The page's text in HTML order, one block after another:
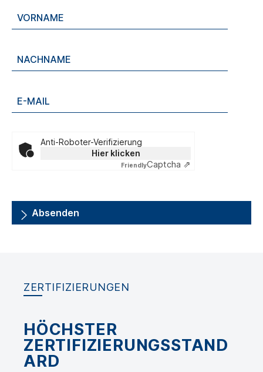
Anti-Roboter-Verifizierung
Hier klicken
FriendlyCaptcha ⇗
Absenden
ZERTIFIZIERUNGEN
HÖCHSTER
ZERTIFIZIERUNGSSTAND
ARD